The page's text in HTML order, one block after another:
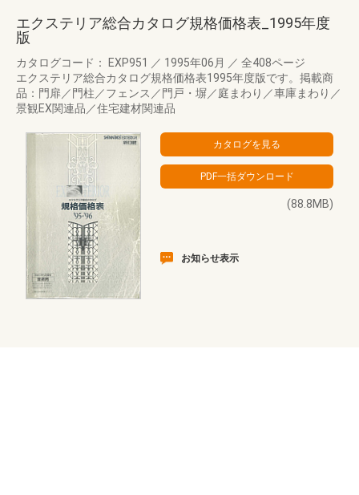
エクステリア総合カタログ規格価格表_1995年度
版
カタログコード： EXP951 ／ 1995年06月 ／ 全408ページ
エクステリア総合カタログ規格価格表1995年度版です。掲載商
品：門扉／門柱／フェンス／門戸・塀／庭まわり／車庫まわり／
景観EX関連品／住宅建材関連品
(88.8MB)
お知らせ表示